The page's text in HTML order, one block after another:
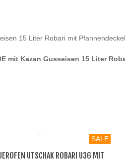
15 Liter Robari mit
mit Kazan Gusseisen 15 Liter
SALE
Beliebt
UTSCHAK ROBARI U36 MIT